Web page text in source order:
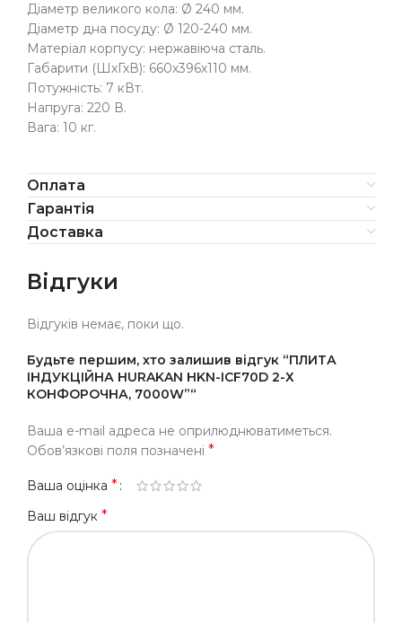
Діаметр великого кола: Ø 240 мм.
Діаметр дна посуду: Ø 120-240 мм.
Матеріал корпусу: нержавіюча сталь.
Габарити (ШхГхВ): 660х396х110 мм.
Потужність: 7 кВт.
Напруга: 220 В.
Вага: 10 кг.
Оплата
Гарантія
Доставка
Відгуки
Відгуків немає, поки що.
Будьте першим, хто залишив відгук “ПЛИТА
ІНДУКЦІЙНА HURAKAN HKN-ICF70D 2-Х
КОНФОРОЧНА, 7000W”“
Ваша e-mail адреса не оприлюднюватиметься.
Обов’язкові поля позначені *
Ваша оцінка *
Ваш відгук *